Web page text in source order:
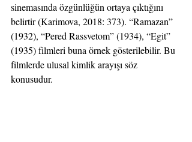
sinemasında özgünlüğün ortaya çıktığını
belirtir (Karimova, 2018: 373). “Ramazan”
(1932), “Pered Rassvetom” (1934), “Egit”
(1935) filmleri buna örnek gösterilebilir. Bu
filmlerde ulusal kimlik arayışı söz
konusudur.